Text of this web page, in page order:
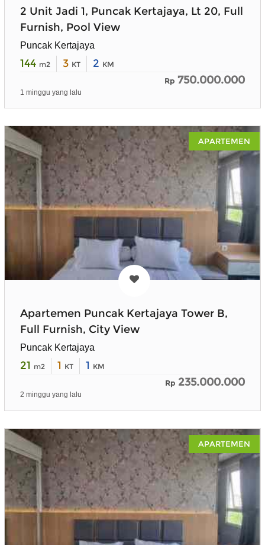
2 Unit Jadi 1, Puncak Kertajaya, Lt 20, Full
Furnish, Pool View
Puncak Kertajaya
144 m2 3 KT 2 KM
Rp 750.000.000
1 minggu yang lalu
APARTEMEN
Apartemen Puncak Kertajaya Tower B,
Full Furnish, City View
Puncak Kertajaya
21 m2 1 KT 1 KM
Rp 235.000.000
2 minggu yang lalu
APARTEMEN